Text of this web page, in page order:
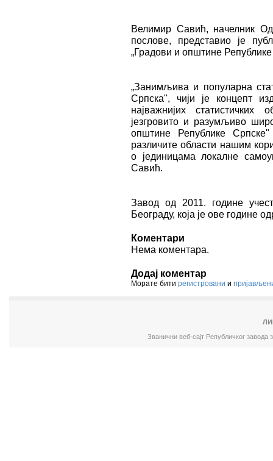
Велимир Савић, начелник
послове, представио је
„Градови и општине
„Занимљива и популарна
Српска", чији је концепт
најважнијих
језгровито и разумљиво
општине Републике
различите области нашим
о јединицама локалне
Савић.
Завод од 2011. године
Београду, која је ове године
Коментари
Нема коментара.
Додај коментар
Морате бити регистровани и
Званични веб-сајт Републичког